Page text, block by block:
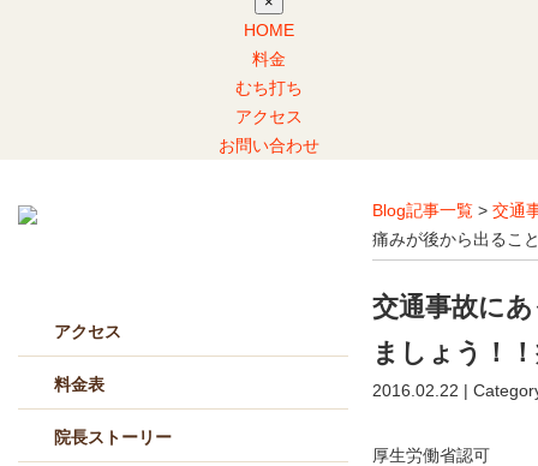
HOME
料金
むち打ち
アクセス
お問い合わせ
Blog記事一覧 > 交通
痛みが後から出るこ
交通事故に
ましょう！
2016.02.22 |
厚生労働省認可
アクセス
料金表
院長ストーリー